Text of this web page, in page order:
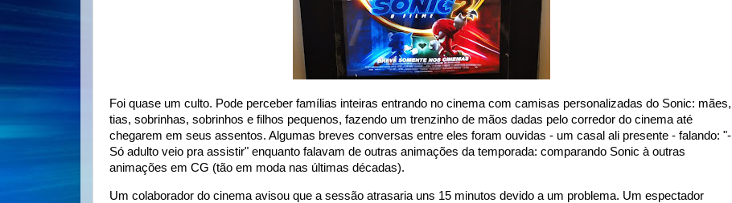
Foi quase um culto. Pode perceber famílias inteiras entrando no cinema com camisas personalizadas do Sonic: mães,
tias, sobrinhas, sobrinhos e filhos pequenos, fazendo um trenzinho de mãos dadas pelo corredor do cinema até
chegarem em seus assentos. Algumas breves conversas entre eles foram ouvidas - um casal ali presente - falando: "-
Só adulto veio pra assistir" enquanto falavam de outras animações da temporada: comparando Sonic à outras
animações em CG (tão em moda nas últimas décadas).
Um colaborador do cinema avisou que a sessão atrasaria uns 15 minutos devido a um problema. Um espectador